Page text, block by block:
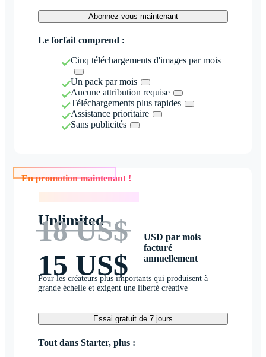
Abonnez-vous maintenant
Le forfait comprend :
Cinq téléchargements d'images par mois
Un pack par mois
Aucune attribution requise
Téléchargements plus rapides
Assistance prioritaire
Sans publicités
En promotion maintenant !
Unlimited
18 US$
15 US$
USD par mois
facturé
annuellement
Pour les créateurs plus importants qui produisent à
grande échelle et exigent une liberté créative
Essai gratuit de 7 jours
Tout dans Starter, plus :